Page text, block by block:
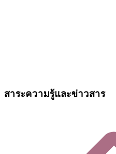
สาระความรู้และข่าวสาร